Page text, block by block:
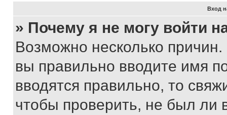
Вход
» Почему я не могу войти
Возможно несколько
вы правильно вводите имя
вводятся правильно, то
чтобы проверить, не был ли